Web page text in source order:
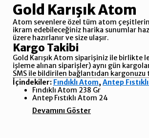
Gold Karışık Atom
Atom sevenlere özel tüm atom
ikram edebileceğiniz harika sunumlar
üzere hazırlanır ve size ulaşır.
Kargo Takibi
Gold Karışık Atom siparişiniz ile birlikte
işleme alınan siparişler) aynı gün
SMS ile bildirilen bağlantıdan
İçindekiler: Fındıklı Atom, Antep
Fındıklı Atom 238 Gr
Antep Fıstıklı Atom 24
Devamını Göster